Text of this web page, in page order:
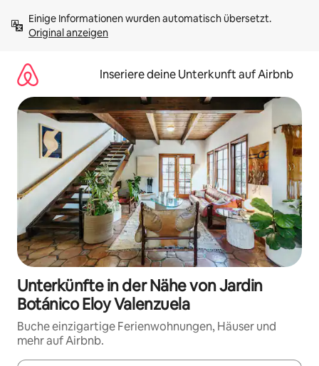
Inhalten
springenOriginal anzeigen
Inseriere deine Unterkunft auf Airbnb
Unterkünfte in der Nähe von Jardin
Botánico Eloy Valenzuela
Buche einzigartige Ferienwohnungen, Häuser und
mehr auf Airbnb.